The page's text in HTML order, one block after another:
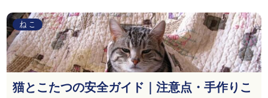
ねこ
猫とこたつの安全ガイド｜注意点・手作りこ